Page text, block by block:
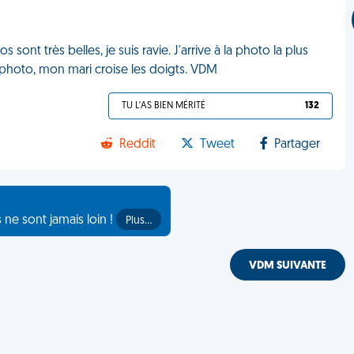
sont très belles, je suis ravie. J'arrive à la photo la plus
mon mari croise les doigts. VDM
TU L'AS BIEN MÉRITÉ 132
Reddit Tweet Partager
sont jamais loin ! Plus…
VDM SUIVANTE